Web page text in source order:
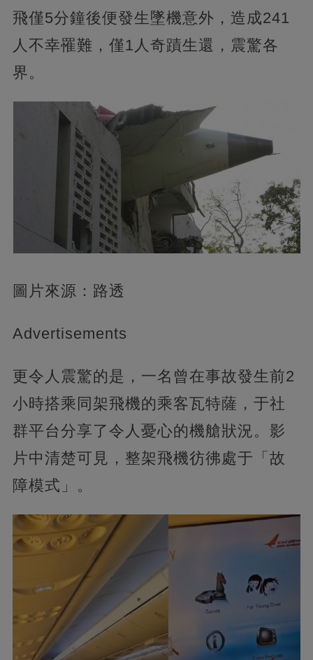
飛僅5分鐘後便發生墜機意外，造成241
人不幸罹難，僅1人奇蹟生還，震驚各
界。
圖片來源：路透
Advertisements
更令人震驚的是，一名曾在事故發生前2
小時搭乘同架飛機的乘客瓦特薩，于社
群平台分享了令人憂心的機艙狀況。影
片中清楚可見，整架飛機彷彿處于「故
障模式」。